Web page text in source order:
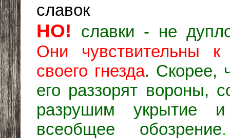
славок
НО!
славки - не
Они чувствительны
своего гнезда. Скорее,
его раззорят вороны,
разрушим укрытие
всеобщее обозрение